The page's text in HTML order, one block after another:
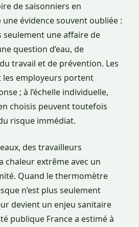
de saisonniers en
évidence souvent oubliée :
seulement une affaire de
question d’eau, de
travail et de prévention. Les
les employeurs portent
; à l’échelle individuelle,
choisis peuvent toutefois
risque immédiat.
des travailleurs
chaleur extrême avec un
Quand le thermomètre
n’est plus seulement
devient un enjeu sanitaire
publique France a estimé à